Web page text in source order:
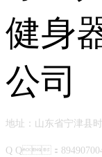
地址：山东省宁津县
Q Q：